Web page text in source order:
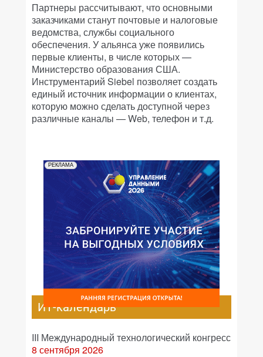
Партнеры рассчитывают, что основными
заказчиками станут почтовые и налоговые
ведомства, службы социального
обеспечения. У альянса уже появились
первые клиенты, в числе которых —
Министерство образования США.
Инструментарий Siebel позволяет создать
единый источник информации о клиентах,
которую можно сделать доступной через
различные каналы — Web, телефон и т.д.
РЕКЛАМА
ИТ-календарь
III Международный технологический конгресс
8 сентября 2026